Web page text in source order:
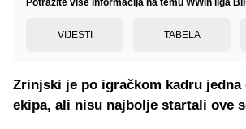
VIJESTI TABELA
Zrinjski je po igračkom kadru
ekipa, ali nisu najbolje startali ove